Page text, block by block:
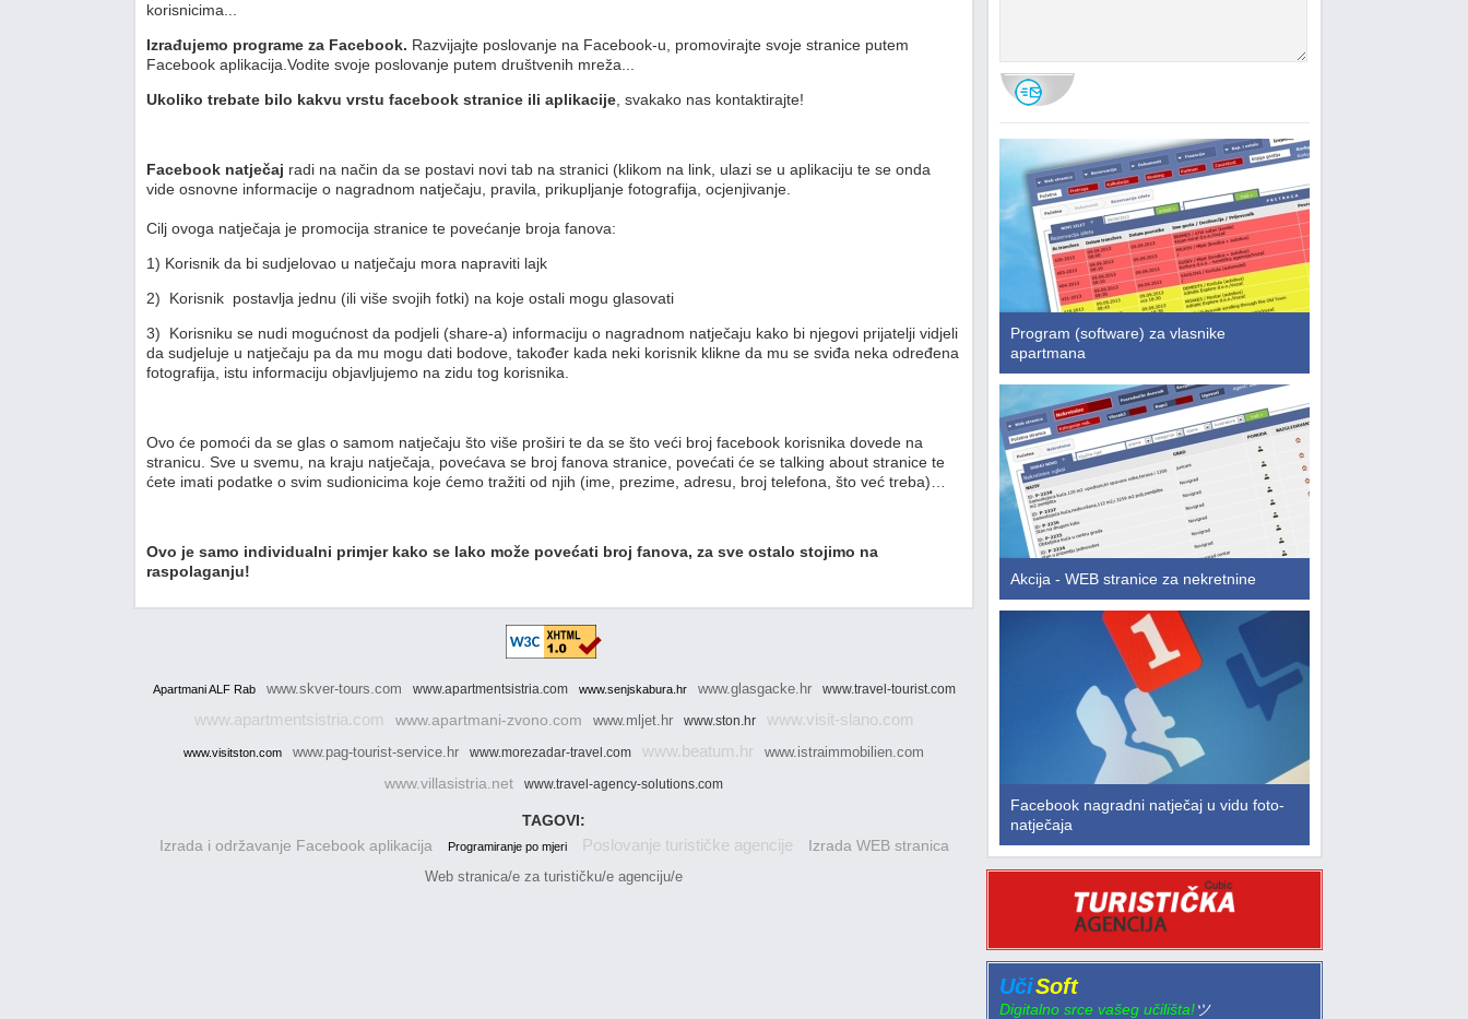
korisnicima...
Izrađujemo programe za Facebook. Razvijajte poslovanje na Facebook-u, promovirajte svoje stranice putem
Facebook aplikacija.Vodite svoje poslovanje putem društvenih mreža...
Ukoliko trebate bilo kakvu vrstu facebook stranice ili aplikacije , svakako nas kontaktirajte!
Facebook natječaj radi na način da se postavi novi tab na stranici (klikom na link, ulazi se u aplikaciju te se onda
vide osnovne informacije o nagradnom natječaju, pravila, prikupljanje fotografija, ocjenjivanje.
Cilj ovoga natječaja je promocija stranice te povećanje broja fanova:
1) Korisnik da bi sudjelovao u natječaju mora napraviti lajk
2) Korisnik postavlja jednu (ili više svojih fotki) na koje ostali mogu glasovati
3) Korisniku se nudi mogućnost da podjeli (share-a) informaciju o nagradnom natječaju kako bi njegovi prijatelji vidjeli
da sudjeluje u natječaju pa da mu mogu dati bodove, također kada neki korisnik klikne da mu se sviđa neka određena
fotografija, istu informaciju objavljujemo na zidu tog korisnika.
Ovo će pomoći da se glas o samom natječaju što više proširi te da se što veći broj facebook korisnika dovede na
stranicu. Sve u svemu, na kraju natječaja, povećava se broj fanova stranice, povećati će se talking about stranice te
ćete imati podatke o svim sudionicima koje ćemo tražiti od njih (ime, prezime, adresu, broj telefona, što već treba)…
Ovo je samo individualni primjer kako se lako može povećati broj fanova, za sve ostalo stojimo na
raspolaganju!
Apartmani ALF Rab www.skver-tours.com www.apartmentsistria.com www.senjskabura.hr www.glasgacke.hr www.travel-tourist.com
www.apartmentsistria.com www.apartmani-zvono.com www.mljet.hr www.ston.hr www.visit-slano.com
www.visitston.com www.pag-tourist-service.hr www.morezadar-travel.com www.beatum.hr www.istraimmobilien.com
www.villasistria.net www.travel-agency-solutions.com
TAGOVI:
Izrada i održavanje Facebook aplikacija
Programiranje po mjeri Poslovanje turističke agencije Izrada WEB stranica
Web stranica/e za turističku/e agenciju/e
Program (software) za vlasnike
apartmana
Akcija - WEB stranice za nekretnine
Facebook nagradni natječaj u vidu foto-
natječaja
UčiSoft
Digitalno srce vašeg učilišta!ツ